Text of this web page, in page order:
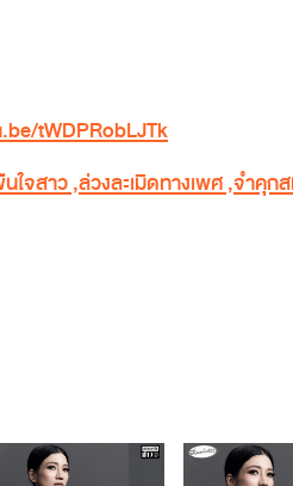
tWDPRobLJTk
นใจสาว,ล่วงละเมิดทางเพศ,จำคุก